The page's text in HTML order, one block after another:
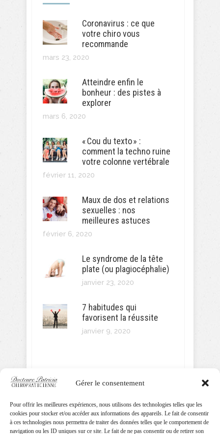
Gérer le consentement
Pour offrir les meilleures expériences, nous utilisons des technologies telles que les
cookies pour stocker et/ou accéder aux informations des appareils. Le fait de consentir
à ces technologies nous permettra de traiter des données telles que le comportement de
navigation ou les ID uniques sur ce site. Le fait de ne pas consentir ou de retirer son
Coronavirus : ce que
votre chiro vous
recommande
mars 23, 2020
Atteindre enfin le
bonheur : des pistes à
explorer
mars 6, 2020
« Cou du texto » :
comment la techno ruine
votre colonne vertébrale
février 11, 2020
Maux de dos et relations
sexuelles : nos
meilleures astuces
février 6, 2020
Le syndrome de la tête
plate (ou plagiocéphalie)
janvier 23, 2020
7 habitudes qui
favorisent la réussite
janvier 9, 2020
SUIVEZ MOI!